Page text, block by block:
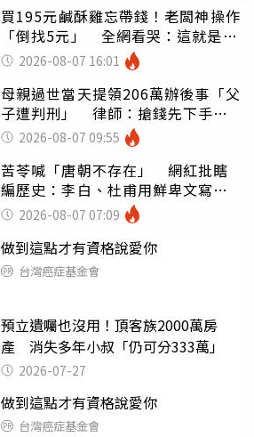
買195元鹹酥雞忘帶錢！老闆神操作
「倒找5元」 全網看哭：這就是台
灣 2026-08-07 16:01
母親過世當天提領206萬辦後事「父
子遭判刑」 律師：搶錢先下手是
罪 2026-08-07 09:55
苦苓喊「唐朝不存在」 網紅批瞎
編歷史：李白、杜甫用鮮卑文寫
詩？2026-08-07 07:09
做到這點才有資格說愛你
台灣癌症基金會
預立遺囑也沒用！頂客族2000萬房
產 消失多年小叔「仍可分333萬」
2026-07-27
做到這點才有資格說愛你
台灣癌症基金會